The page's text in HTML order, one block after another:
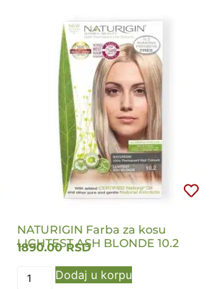
NATURIGIN Farba za kosu
LIGHTEST ASH BLONDE 10.2
1890.00RSD
Dodaj u korpu